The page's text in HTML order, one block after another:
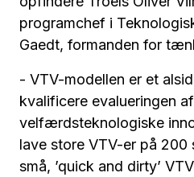
programchef i
Gaedt, formanden for
- VTV-modellen er et
kvalificere evalueringen af
velfærdsteknologiske
lave store VTV-er på 200
små, ’quick and dirty’